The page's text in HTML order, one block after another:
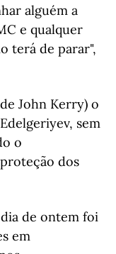
alguém a
e qualquer
terá de parar",
John Kerry) o
sem
o
dos
de ontem foi
em